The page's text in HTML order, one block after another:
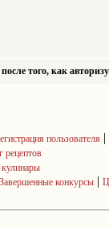
того, как
пользователя |
рецептов
Завершенные конкурсы |